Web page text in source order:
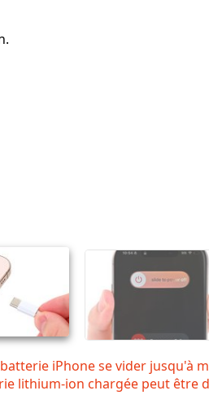
iPhone se vider jusqu'à
lithium-ion chargée peut être